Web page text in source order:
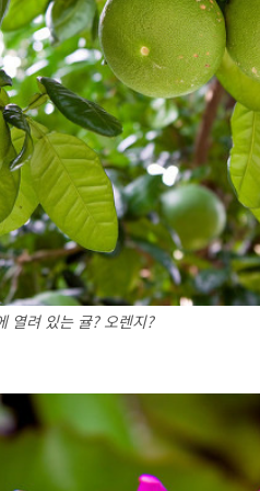
열려 있는 귤? 오렌지?